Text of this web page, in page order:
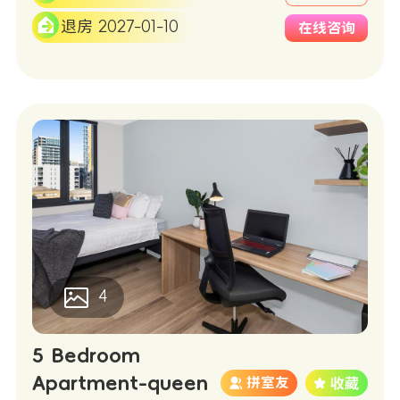
退房 2027-01-10 在线咨询
4
5 Bedroom
Apartment-queen
拼室友